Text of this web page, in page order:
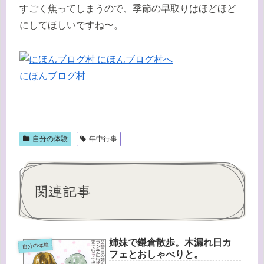
すごく焦ってしまうので、季節の早取りはほどほど
にしてほしいですね〜。
にほんブログ村
自分の体験 年中行事
関連記事
自分の体験
姉妹で鎌倉散歩。木漏れ日カ
フェとおしゃべりと。